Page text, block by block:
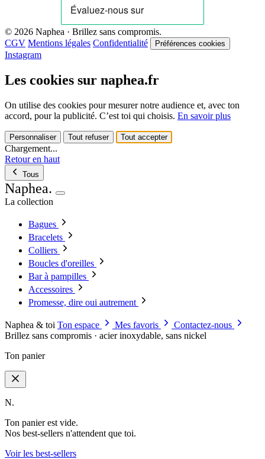
© 2026 Naphea · Brillez sans compromis.
CGV Mentions légales Confidentialité Préférences cookies
Instagram
Les cookies sur naphea.fr
On utilise des cookies pour mesurer notre audience et, avec ton
accord, pour la publicité. C’est toi qui choisis. En savoir plus
Personnaliser Tout refuser Tout accepter
Chargement...
Retour en haut
Tous
Naphea.
La collection
Bagues
Bracelets
Colliers
Boucles d'oreilles
Bar à pampilles
Accessoires
Promesse, dire oui autrement
Naphea & toi Ton espace Mes favoris
Contactez-nous
Brillez sans compromis · acier inoxydable, sans nickel
Ton panier
N.
Ton panier est vide.
Nos best-sellers n'attendent que toi.
Voir les best-sellers